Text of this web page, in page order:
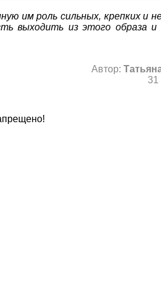
им роль сильных, крепких и
выходить из этого образа и
Автор:
31